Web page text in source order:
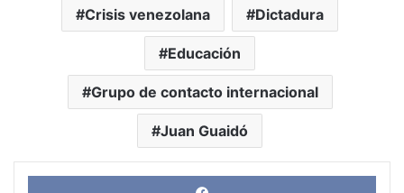
Crisis venezolana Dictadura
Educación
Grupo de contacto internacional
Juan Guaidó